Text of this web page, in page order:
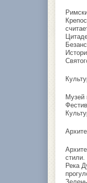
Музей
стили.
Река